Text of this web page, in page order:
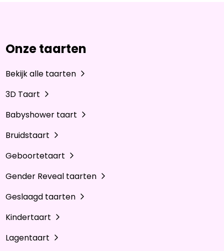
Onze taarten
Bekijk alle taarten
3D Taart
Babyshower taart
Bruidstaart
Geboortetaart
Gender Reveal taarten
Geslaagd taarten
Kindertaart
Lagentaart